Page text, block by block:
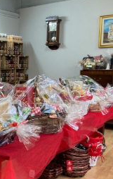
sconto
per
i
nostri
lettori